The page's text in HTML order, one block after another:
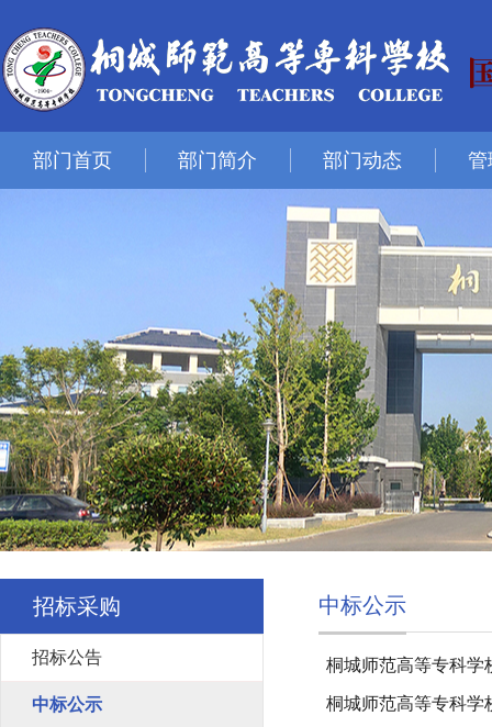
部门首页 部门简介 部门动态 管
招标采购
招标公告
中标公示
中标公示
桐城师范高等专科学
桐城师范高等专科学